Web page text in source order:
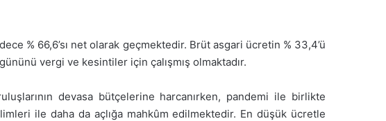
% 66,6’sı net olarak geçmektedir. Brüt asgari ücretin % 33,4’ü
vergi ve kesintiler için çalışmış olmaktadır.
devasa bütçelerine harcanırken, pandemi ile birlikte
ile daha da açlığa mahkûm edilmektedir. En düşük ücretle